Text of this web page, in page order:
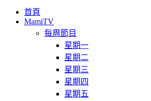
首頁
MamiTV
每周節目
星期一
星期二
星期三
星期四
星期五